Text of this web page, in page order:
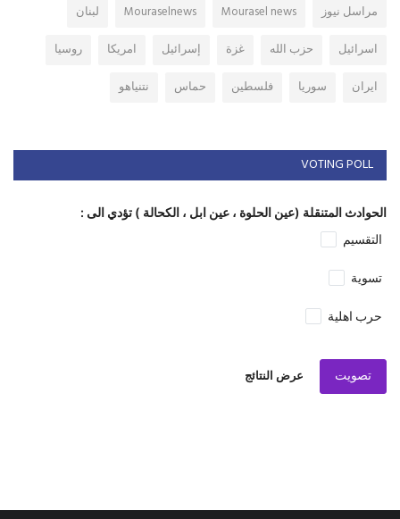
مراسل نيوز Mourasel news
Mouraselnews
لبنان
اسرائيل
حزب الله غزة إسرائيل امريكا
روسيا
ايران
سوريا فلسطين حماس نتنياهو
VOTING POLL
الحوادث المتنقلة (عين الحلوة ، عين ابل ، الكحالة ) تؤدي الى :
التقسيم
تسوية
حرب اهلية
تصويت عرض النتائج